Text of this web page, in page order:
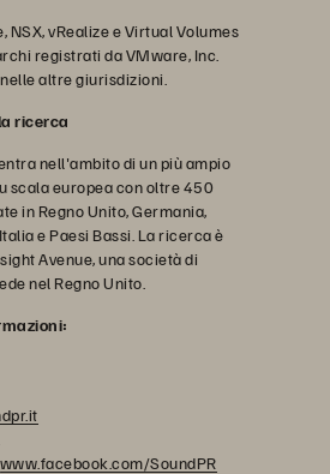
NSX, vRealize e Virtual Volumes
registrati da VMware, Inc.
altre giurisdizioni.
ricerca
nell'ambito di un più ampio
scala europea con oltre 450
in Regno Unito, Germania,
e Paesi Bassi. La ricerca è
Avenue, una società di
nel Regno Unito.
www.facebook.com/SoundPR